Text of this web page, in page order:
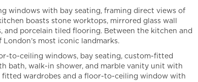
windows with bay seating, framing direct views of
boasts stone worktops, mirrored glass wall
and porcelain tiled flooring. Between the kitchen and
most iconic landmarks.
to-ceiling windows, bay seating, custom-fitted
bath, walk-in shower, and marble vanity unit with
fitted wardrobes and a floor-to-ceiling window with